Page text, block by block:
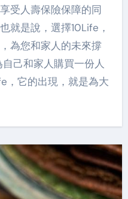
受人壽保險保障的同
就是說，選擇10Life，
為您和家人的未來撐
己和家人購買一份人
，它的出現，就是為大